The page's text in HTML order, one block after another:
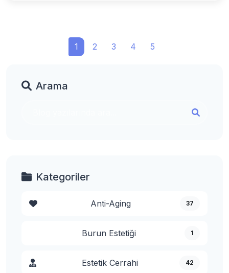
1 2 3 4 5
Arama
Kategoriler
Anti-Aging 37
Burun Estetiği 1
Estetik Cerrahi 42